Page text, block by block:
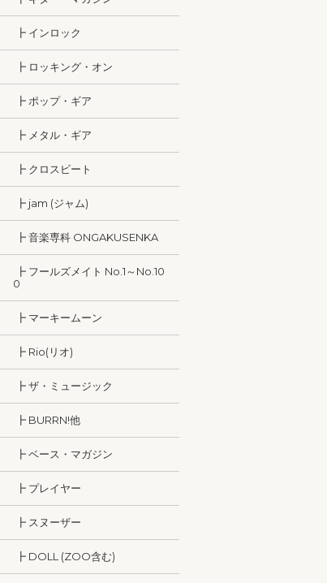
┣ インロック
┣ ロッキング・オン
┣ ポップ・ギア
┣ メタル・ギア
┣ クロスビート
┣ jam (ジャム)
┣ 音楽専科 ONGAKUSENKA
┣ フールズメイト No.1～No.10
0
┣ マーキームーン
┣ Rio(リオ)
┣ ザ・ミュージック
┣ BURRN!他
┣ ベース・マガジン
┣ プレイヤー
┣ スヌーザー
┣ DOLL (ZOO含む)